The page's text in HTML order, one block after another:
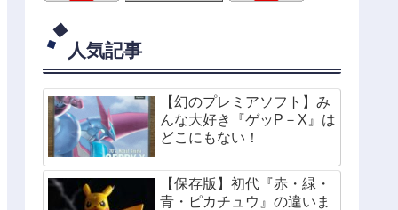
人気記事
【幻のプレミアソフト】み
んな大好き『ゲッP－X』は
どこにもない！
【保存版】初代『赤・緑・
青・ピカチュウ』の違いま